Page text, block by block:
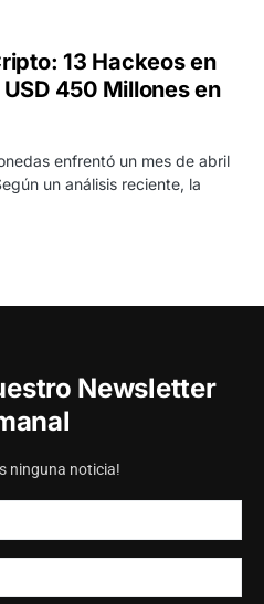
13 Hackeos en
450 Millones en
enfrentó un mes de abril
un análisis reciente, la
Newsletter
ninguna noticia!